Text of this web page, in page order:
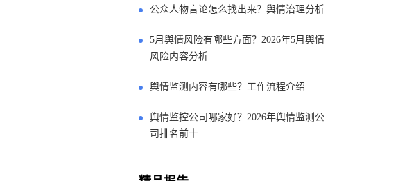
公众人物言论怎么找出来？舆情治理分析
5月舆情风险有哪些方面？2026年5月舆情
风险内容分析
舆情监测内容有哪些？工作流程介绍
舆情监控公司哪家好？2026年舆情监测公
司排名前十